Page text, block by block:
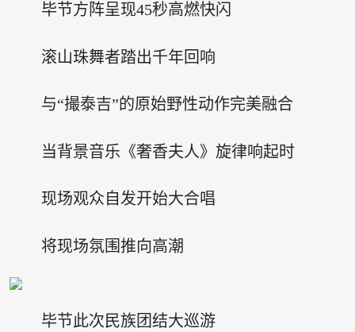
毕节方阵呈现45秒高燃快闪
滚山珠舞者踏出千年回响
与“撮泰吉”的原始野性动作完美融合
当背景音乐《奢香夫人》旋律响起时
现场观众自发开始大合唱
将现场氛围推向高潮
毕节此次民族团结大巡游